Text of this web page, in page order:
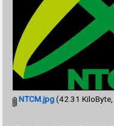
NTCM.jpg(42.31